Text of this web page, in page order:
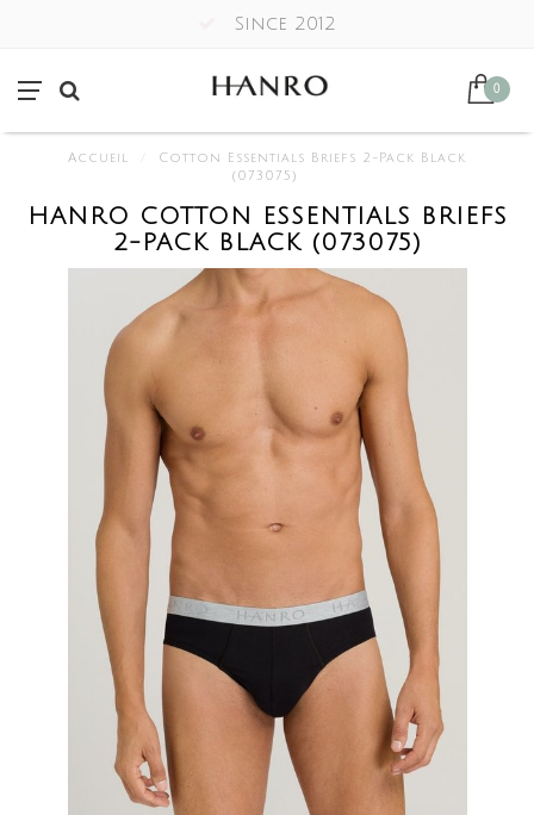
Since 2012
0
Accueil
Cotton Essentials Briefs 2-Pack Black
(073075)
HANRO COTTON ESSENTIALS BRIEFS
2-PACK BLACK (073075)